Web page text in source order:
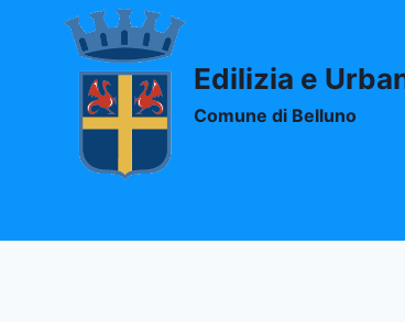
contenuto
Edilizia e
Comune di Belluno